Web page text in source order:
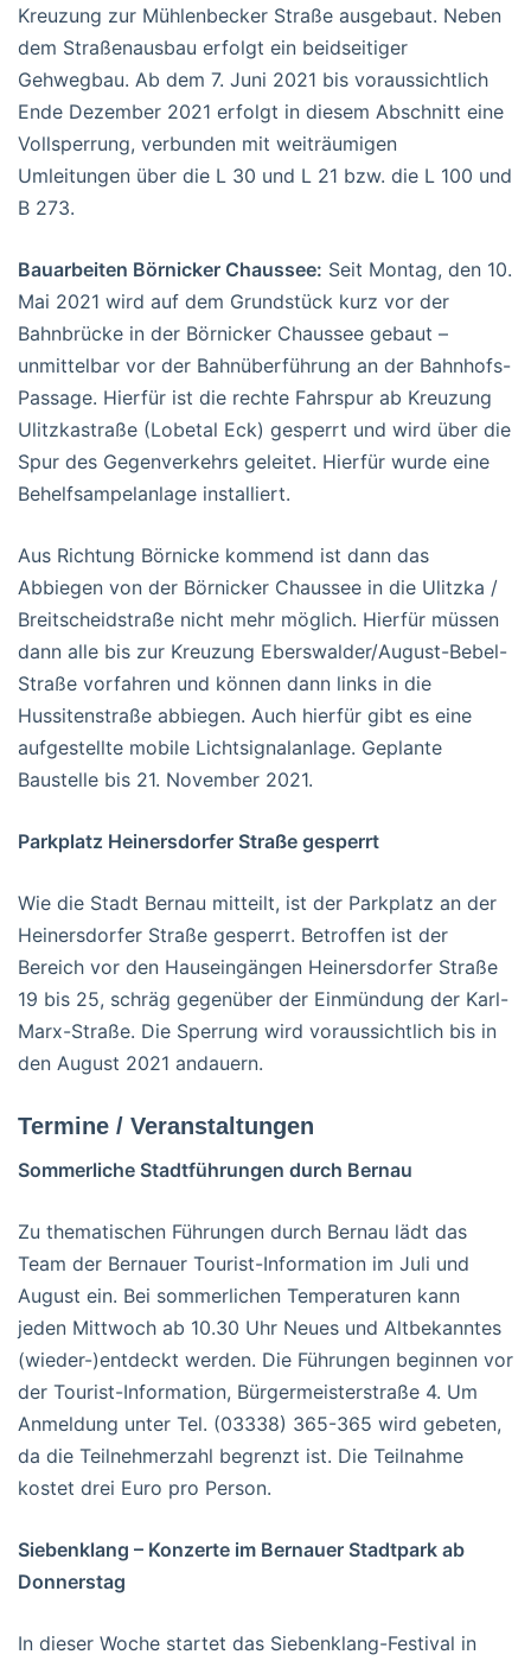
Kreuzung zur Mühlenbecker Straße ausgebaut. Neben
dem Straßenausbau erfolgt ein beidseitiger
Gehwegbau. Ab dem 7. Juni 2021 bis voraussichtlich
Ende Dezember 2021 erfolgt in diesem Abschnitt eine
Vollsperrung, verbunden mit weiträumigen
Umleitungen über die L 30 und L 21 bzw. die L 100 und
B 273.
Bauarbeiten Börnicker Chaussee: Seit Montag, den 10.
Mai 2021 wird auf dem Grundstück kurz vor der
Bahnbrücke in der Börnicker Chaussee gebaut –
unmittelbar vor der Bahnüberführung an der Bahnhofs-
Passage. Hierfür ist die rechte Fahrspur ab Kreuzung
Ulitzkastraße (Lobetal Eck) gesperrt und wird über die
Spur des Gegenverkehrs geleitet. Hierfür wurde eine
Behelfsampelanlage installiert.
Aus Richtung Börnicke kommend ist dann das
Abbiegen von der Börnicker Chaussee in die Ulitzka /
Breitscheidstraße nicht mehr möglich. Hierfür müssen
dann alle bis zur Kreuzung Eberswalder/August-Bebel-
Straße vorfahren und können dann links in die
Hussitenstraße abbiegen. Auch hierfür gibt es eine
aufgestellte mobile Lichtsignalanlage. Geplante
Baustelle bis 21. November 2021.
Parkplatz Heinersdorfer Straße gesperrt
Wie die Stadt Bernau mitteilt, ist der Parkplatz an der
Heinersdorfer Straße gesperrt. Betroffen ist der
Bereich vor den Hauseingängen Heinersdorfer Straße
19 bis 25, schräg gegenüber der Einmündung der Karl-
Marx-Straße. Die Sperrung wird voraussichtlich bis in
den August 2021 andauern.
Termine / Veranstaltungen
Sommerliche Stadtführungen durch Bernau
Zu thematischen Führungen durch Bernau lädt das
Team der Bernauer Tourist-Information im Juli und
August ein. Bei sommerlichen Temperaturen kann
jeden Mittwoch ab 10.30 Uhr Neues und Altbekanntes
(wieder-)entdeckt werden. Die Führungen beginnen vor
der Tourist-Information, Bürgermeisterstraße 4. Um
Anmeldung unter Tel. (03338) 365-365 wird gebeten,
da die Teilnehmerzahl begrenzt ist. Die Teilnahme
kostet drei Euro pro Person.
Siebenklang – Konzerte im Bernauer Stadtpark ab
Donnerstag
In dieser Woche startet das Siebenklang-Festival in